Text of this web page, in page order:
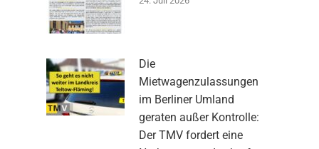
Die
Mietwagenzulassungen
im Berliner Umland
geraten außer Kontrolle:
Der TMV fordert eine